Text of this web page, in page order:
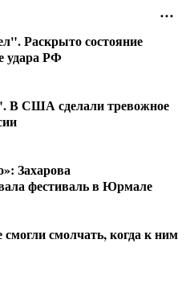
Раскрыто состояние
удара РФ
В США сделали тревожное
Захарова
фестиваль в Юрмале
смолчать, когда к ним